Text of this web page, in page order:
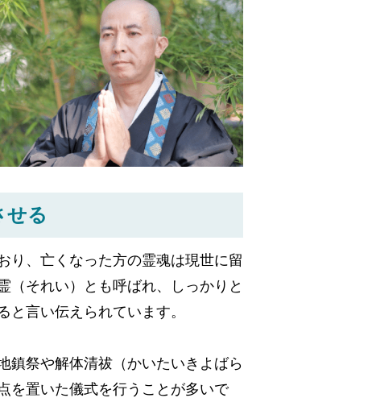
せる
り、亡くなった方の霊魂は現世に留
（それい）とも呼ばれ、しっかりと
言い伝えられています。
鎮祭や解体清祓（かいたいきよばら
を置いた儀式を行うことが多いで